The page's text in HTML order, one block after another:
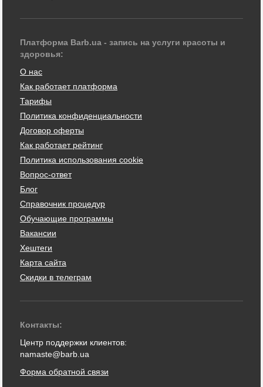
Платформа Barb.ua - запись на услуги красоты и
здоровья:
О нас
Как работает платформа
Тарифы
Политика конфиденциальности
Договор оферты
Как работает рейтинг
Политика использования cookie
Вопрос-ответ
Блог
Справочник процедур
Обучающие программы
Вакансии
Хештеги
Карта сайта
Скидки в телеграм
Контакты:
Центр поддержки клиентов:
namaste@barb.ua
Форма обратной связи